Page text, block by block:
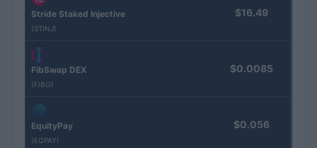
Stride Staked Injective
(STINJ)
$16.49
FibSwap DEX
(FIBO)
$0.0085
EquityPay
(EQPAY)
$0.056